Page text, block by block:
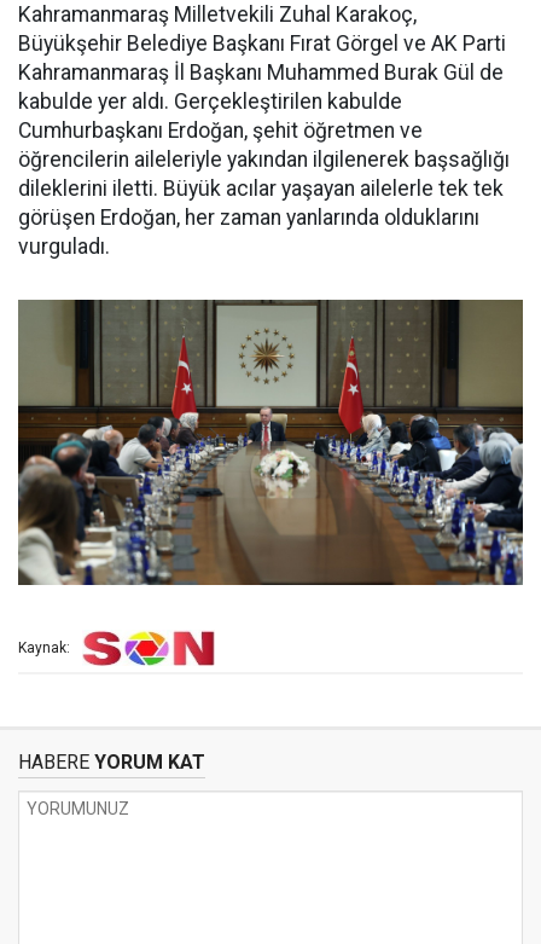
Kahramanmaraş Milletvekili Zuhal Karakoç,
Büyükşehir Belediye Başkanı Fırat Görgel ve AK Parti
Kahramanmaraş İl Başkanı Muhammed Burak Gül de
kabulde yer aldı. Gerçekleştirilen kabulde
Cumhurbaşkanı Erdoğan, şehit öğretmen ve
öğrencilerin aileleriyle yakından ilgilenerek başsağlığı
dileklerini iletti. Büyük acılar yaşayan ailelerle tek tek
görüşen Erdoğan, her zaman yanlarında olduklarını
vurguladı.
Kaynak:
HABERE YORUM KAT